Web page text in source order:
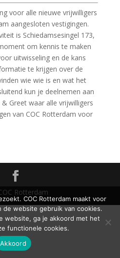
voor alle nieuwe vrijwilligers
aangesloten vestigingen.
is Schiedamsesingel 173,
om kennis te maken
uitwisseling en de kans
te krijgen over de
wie wie is en wat het
kun je deelnemen aan
Greet waar alle vrijwilligers
van COC Rotterdam voor
Rotterdam
COC Rotterdam maakt voor
website gebruik van cookies.
website, ga je akkoord met het
functionele cookies.
Akkoord